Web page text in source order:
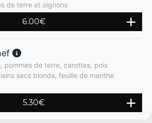
de terre et oignons
6.00€
pommes de terre, carottes, pois
secs blonds, feuille de menthe
5.30€